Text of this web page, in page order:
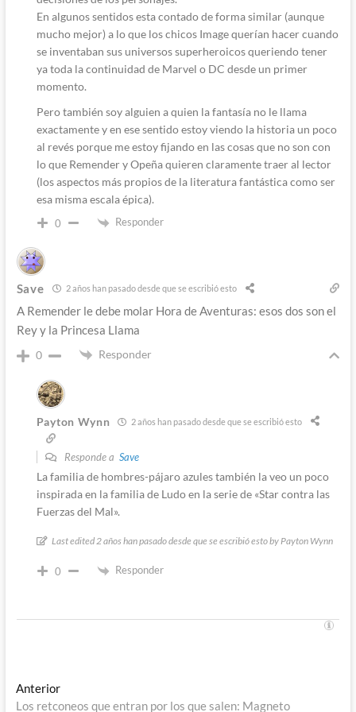
En algunos sentidos esta contado de forma similar (aunque
mucho mejor) a lo que los chicos Image querían hacer cuando
se inventaban sus universos superheroicos queriendo tener
ya toda la continuidad de Marvel o DC desde un primer
momento.
Pero también soy alguien a quien la fantasía no le llama
exactamente y en ese sentido estoy viendo la historia un poco
al revés porque me estoy fijando en las cosas que no son con
lo que Remender y Opeña quieren claramente traer al lector
(los aspectos más propios de la literatura fantástica como ser
esa misma escala épica).
0 Responder
Save 2 años han pasado desde que se escribió esto
A Remender le debe molar Hora de Aventuras: esos dos son el
Rey y la Princesa Llama
0 Responder
Payton Wynn 2 años han pasado desde que se escribió esto
Responde a Save
La familia de hombres-pájaro azules también la veo un poco
inspirada en la familia de Ludo en la serie de «Star contra las
Fuerzas del Mal».
Last edited 2 años han pasado desde que se escribió esto by Payton Wynn
0 Responder
Navegación
AnteriorEntrada
anterior:
Los retconeos que entran por los que salen: Magneto